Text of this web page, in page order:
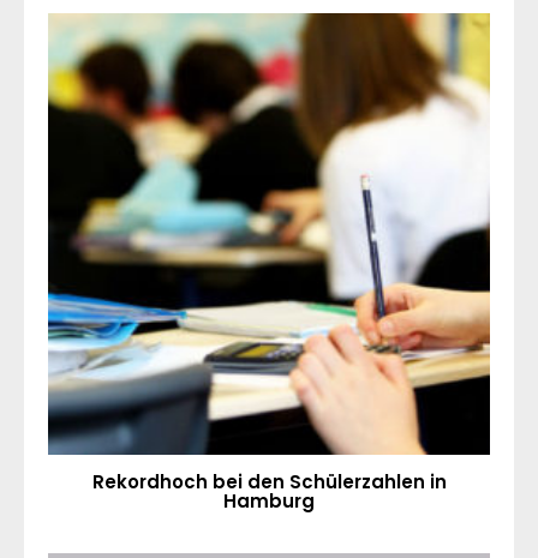
Rekordhoch bei den Schülerzahlen in
Hamburg